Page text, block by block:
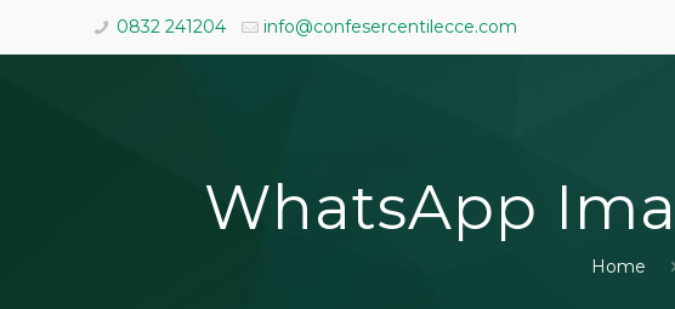
0832 241204 info@confesercentilecce.com
WhatsApp
Home